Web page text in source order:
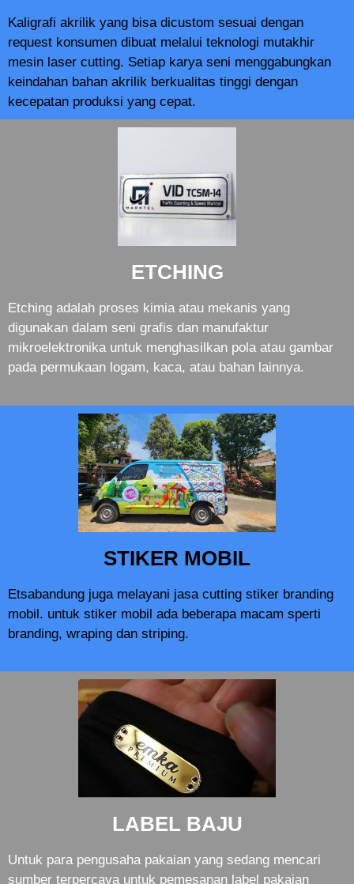
Kaligrafi akrilik yang bisa dicustom sesuai dengan
request konsumen dibuat melalui teknologi mutakhir
mesin laser cutting. Setiap karya seni menggabungkan
keindahan bahan akrilik berkualitas tinggi dengan
kecepatan produksi yang cepat.
ETCHING
Etching adalah proses kimia atau mekanis yang
digunakan dalam seni grafis dan manufaktur
mikroelektronika untuk menghasilkan pola atau gambar
pada permukaan logam, kaca, atau bahan lainnya.
STIKER MOBIL
Etsabandung juga melayani jasa cutting stiker branding
mobil. untuk stiker mobil ada beberapa macam sperti
branding, wraping dan striping.
LABEL BAJU
Untuk para pengusaha pakaian yang sedang mencari
sumber terpercaya untuk pemesanan label pakaian